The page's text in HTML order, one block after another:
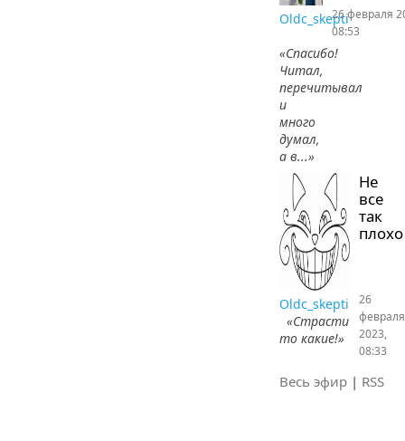
Oldc_skepti
«Спасибо!
Читал,
перечитывал
и
много
думал,
а в...»
26 февраля
08:53
Не
все
так
плохо
Oldc_skepti
«Страсти
то какие!»
26
февраля
2023,
08:33
Весь эфир | RSS